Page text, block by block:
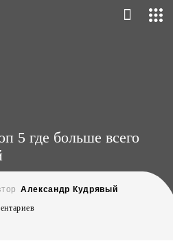
5 где больше всего
Александр Кудрявый